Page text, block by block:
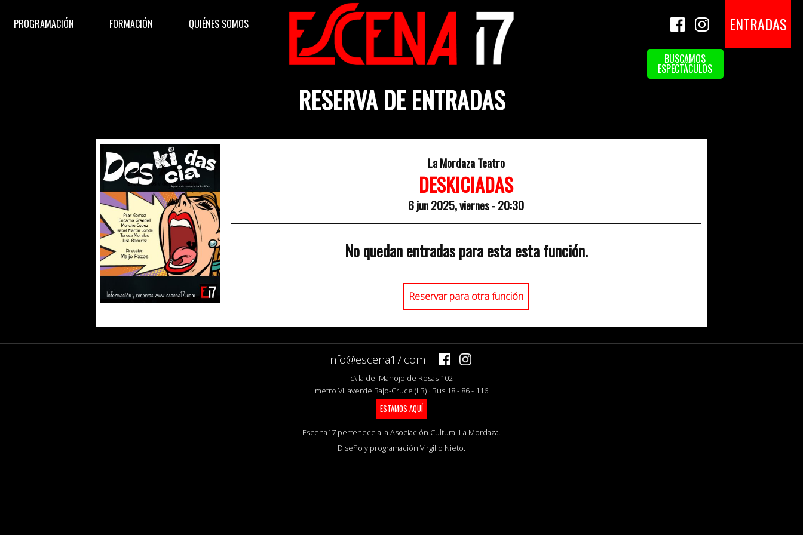
PROGRAMACIÓN FORMACIÓN QUIÉNES SOMOS ENTRADAS
BUSCAMOS
ESPECTÁCULOS
RESERVA DE ENTRADAS
La Mordaza Teatro
DESKICIADAS
6 jun 2025, viernes - 20:30
No quedan entradas para esta esta función.
Reservar para otra función
info@escena17.com
c\ la del Manojo de Rosas 102
metro Villaverde Bajo-Cruce (L3) · Bus 18 - 86 - 116
ESTAMOS AQUÍ
Escena17 pertenece a la Asociación Cultural La Mordaza.
Diseño y programación Virgilio Nieto.